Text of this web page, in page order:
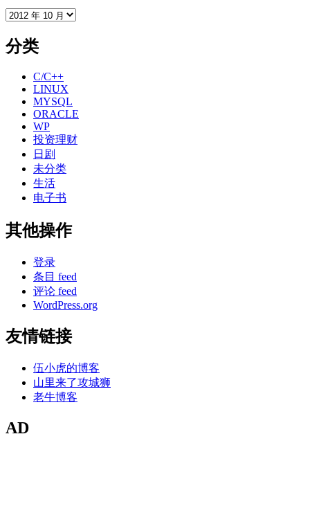
存
分类
C/C++
LINUX
MYSQL
ORACLE
WP
投资理财
日剧
未分类
生活
电子书
其他操作
登录
条目 feed
评论 feed
WordPress.org
友情链接
伍小虎的博客
山里来了攻城狮
老牛博客
AD